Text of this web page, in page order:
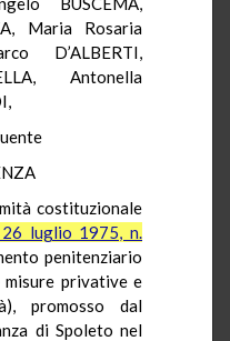
Maria Rosaria
D’ALBERTI,
Antonella
costituzionale
luglio 1975, n.
penitenziario
misure privative e
promosso dal
di Spoleto nel